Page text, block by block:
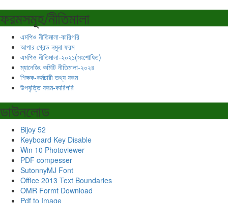
ফরমসমূহ/নীতিমালা
এমপিও নীতিমালা-কারিগরি
আপার গ্রেড নমুনা ফরম
এমপিও নীতিমালা-২০২১(সংশোধিত)
ম্যানেজিং কমিটি নীতিমালা-২০২৪
শিক্ষক-কর্মচারী তথ্য ফরম
উপবৃত্তি ফরম-কারিগরি
ডাউনলোড
Bijoy 52
Keyboard Key Disable
Win 10 Photoviewer
PDF compesser
SutonnyMJ Font
Office 2013 Text Boundaries
OMR Formt Download
Pdf to Image